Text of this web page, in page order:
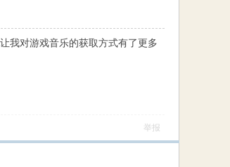
我对游戏音乐的获取方式有了更多
举报